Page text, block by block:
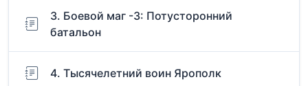
3. Боевой маг -3: Потусторонний
батальон
4. Тысячелетний воин Ярополк